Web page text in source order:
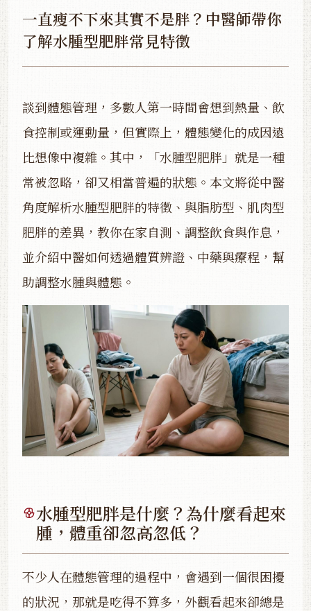
一直瘦不下來其實不是胖？中醫師帶你
了解水腫型肥胖常見特徵
談到體態管理，多數人第一時間會想到熱量、飲
食控制或運動量，但實際上，體態變化的成因遠
比想像中複雜。其中，「水腫型肥胖」就是一種
常被忽略，卻又相當普遍的狀態。本文將從中醫
角度解析水腫型肥胖的特徵、與脂肪型、肌肉型
肥胖的差異，教你在家自測、調整飲食與作息，
並介紹中醫如何透過體質辨證、中藥與療程，幫
助調整水腫與體態。
水腫型肥胖是什麼？為什麼看起來
腫，體重卻忽高忽低？
不少人在體態管理的過程中，會遇到一個很困擾
的狀況，那就是吃得不算多，外觀看起來卻總是